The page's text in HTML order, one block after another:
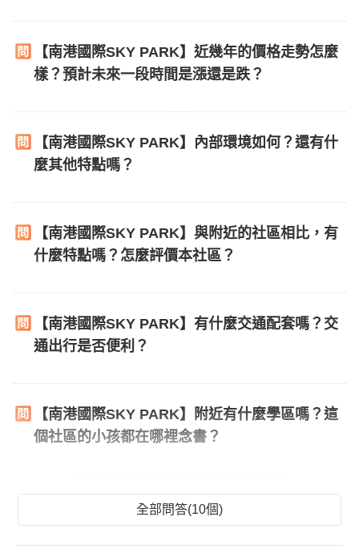
【南港國際SKY PARK】近幾年的價格走勢怎麼
樣？預計未來一段時間是漲還是跌？
【南港國際SKY PARK】內部環境如何？還有什
麼其他特點嗎？
【南港國際SKY PARK】與附近的社區相比，有
什麼特點嗎？怎麼評價本社區？
【南港國際SKY PARK】有什麼交通配套嗎？交
通出行是否便利？
【南港國際SKY PARK】附近有什麼學區嗎？這
個社區的小孩都在哪裡念書？
全部問答(10個)